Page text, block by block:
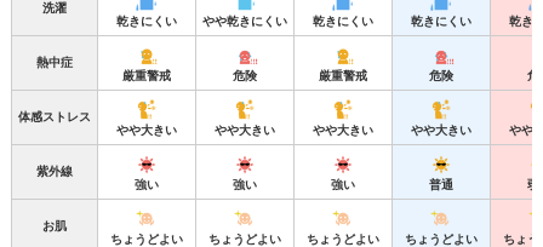
洗濯
乾きにくい
やや乾きにくい 乾きにくい 乾きにくい 乾き
熱中症
厳重警戒
危険 厳重警戒 危険 危
体感ストレス
やや大きい
やや大きい やや大きい やや大きい やや
紫外線
強い
強い 強い 普通 弱
お肌
ちょうどよい
ちょうどよい ちょうどよい ちょうどよい ちょう